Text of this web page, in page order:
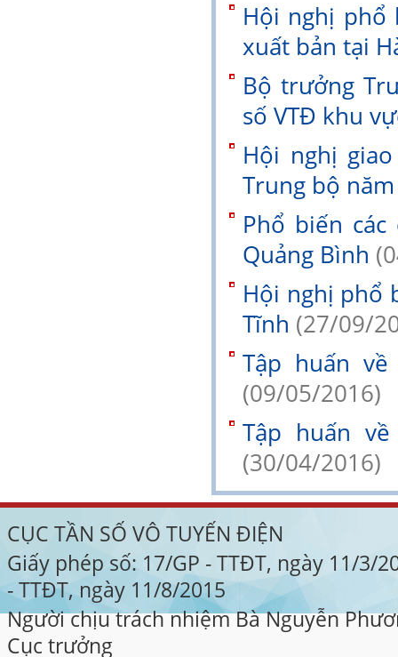
Hội nghị phổ
xuất bản tại
Bộ trưởng
số VTĐ khu
Hội nghị
Trung bộ
Phổ biến
Quảng Bình
Hội nghị phổ
Tĩnh (27/09/
Tập huấn
(09/05/2016)
Tập huấn
(30/04/2016)
CỤC TẦN SỐ VÔ TUYẾN ĐIỆN
Giấy phép số: 17/GP - TTĐT, ngày 11/3/
- TTĐT, ngày 11/8/2015
Người chịu trách nhiệm Bà Nguyễn
Cục trưởng